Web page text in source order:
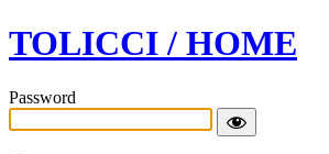
TOLICCI / HOME
Password